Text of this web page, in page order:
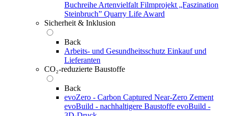
Buchreihe Artenvielfalt Filmprojekt „Faszination
Steinbruch” Quarry Life Award
Sicherheit & Inklusion
Back
Arbeits- und Gesundheitsschutz Einkauf und
Lieferanten
CO₂-reduzierte Baustoffe
Back
evoZero - Carbon Captured Near-Zero Zement
evoBuild - nachhaltigere Baustoffe evoBuild -